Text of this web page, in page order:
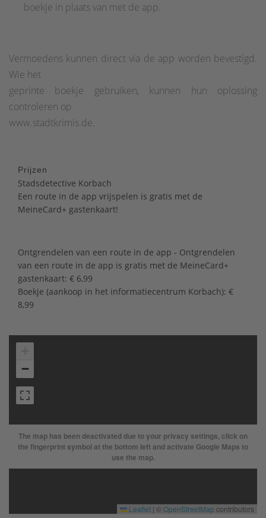
boekje in plaats van met de app.
Vermoedens kunnen direct via de app worden bevestigd.
Wie het
geprinte boekje gebruiken, kunnen hun oplossing
controleren op
www.stadtkrimis.de.
Prijzen
Stadsdetective Korbach
Een route in de app vrijspelen is gratis met de
MeineCard+ gastenkaart!
Ontgrendelen van een route in de app - Ontgrendelen
van een route in de app is gratis met de MeineCard+
gastenkaart: € 6,99
Boekje (aankoop in het informatiecentrum Korbach): €
8,99
The map has been deactivated due to your privacy settings, click on
the fingerprint symbol at the bottom left and activate Google Maps to
use the map.
−
Leaflet | ©OpenStreetMap contributors